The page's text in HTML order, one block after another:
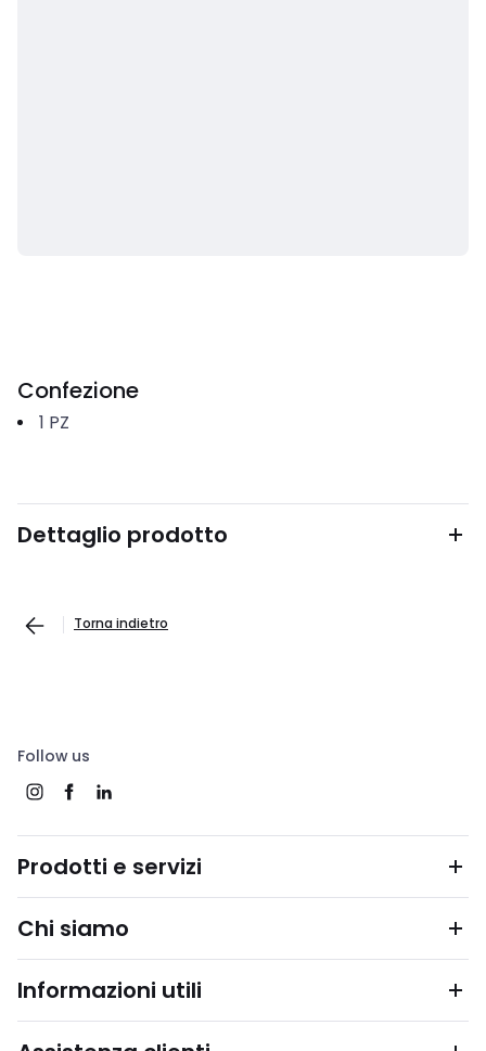
Confezione
1 PZ
Dettaglio prodotto
Torna indietro
Follow us
Prodotti e servizi
Chi siamo
Informazioni utili